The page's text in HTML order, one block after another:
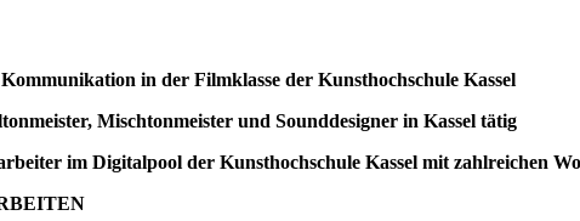
in der Filmklasse der Kunsthochschule Kassel
Mischtonmeister und Sounddesigner in Kassel tätig
im Digitalpool der Kunsthochschule Kassel mit zahlreichen